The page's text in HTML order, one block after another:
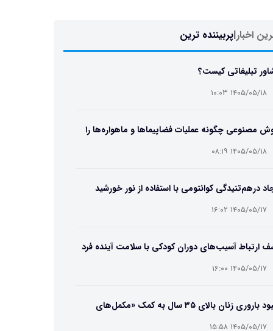
اخبار|پربیننده ترین
تبلیغاتی کیست؟
۱۴۰۵/۰۵/۱۸ ۱۰:۰۳
مصنوعی چگونه عملیات فضاپیماها و ماهواره‌ها را
می‌دهد؟
۱۴۰۵/۰۵/۱۸ ۰۸:۱۹
درهم‌تنیدگی کوانتومی با استفاده از نور خورشید
۱۴۰۵/۰۵/۱۷ ۱۶:۰۲
ارتباط آسیب‌های دوران کودکی با سلامت آینده فرد
۱۴۰۵/۰۵/۱۷ ۱۶:۰۰
بهبود باروری زنان بالای ۳۵ سال به کمک «مکمل‌های
۱۴۰۵/۰۵/۱۷ ۱۵:۵۸